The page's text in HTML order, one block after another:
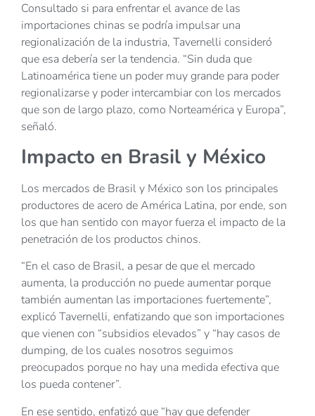
Consultado si para enfrentar el avance de las
importaciones chinas se podría impulsar una
regionalización de la industria, Tavernelli consideró
que esa debería ser la tendencia. “Sin duda que
Latinoamérica tiene un poder muy grande para poder
regionalizarse y poder intercambiar con los mercados
que son de largo plazo, como Norteamérica y Europa”,
señaló.
Impacto en Brasil y México
Los mercados de Brasil y México son los principales
productores de acero de América Latina, por ende, son
los que han sentido con mayor fuerza el impacto de la
penetración de los productos chinos.
“En el caso de Brasil, a pesar de que el mercado
aumenta, la producción no puede aumentar porque
también aumentan las importaciones fuertemente”,
explicó Tavernelli, enfatizando que son importaciones
que vienen con “subsidios elevados” y “hay casos de
dumping, de los cuales nosotros seguimos
preocupados porque no hay una medida efectiva que
los pueda contener”.
En ese sentido, enfatizó que “hay que defender